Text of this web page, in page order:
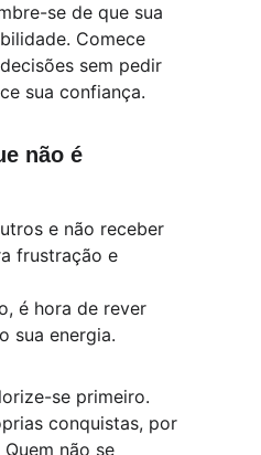
se de que sua
Comece
sem pedir
sua confiança.
não é
e não receber
frustração e
é hora de rever
sua energia.
se primeiro.
conquistas, por
não se